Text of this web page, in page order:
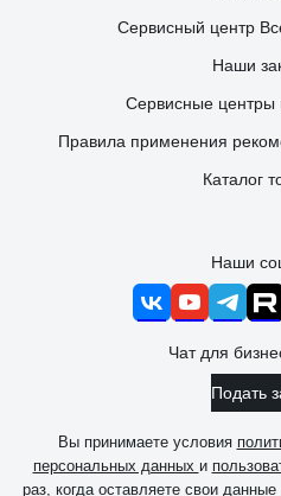
Сервисный центр
Наши
Сервисные центры
Правила применения
Каталог
Наши
Чат для
Подать
Вы принимаете условия
персональных данных и
раз, когда оставляете свои